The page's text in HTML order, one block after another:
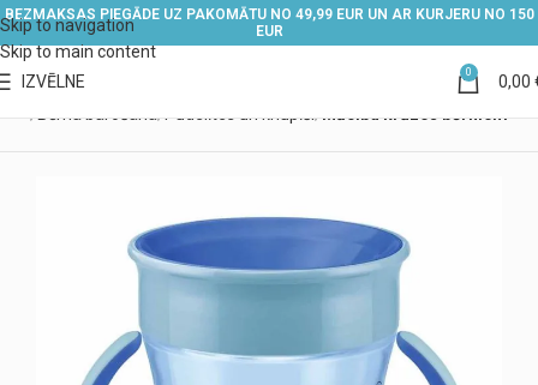
Skip to navigation
Skip to main content
BEZMAKSAS PIEGĀDE UZ PAKOMĀTU NO 49,99 EUR UN AR KURJERU NO 150
EUR
IZVĒLNE 0 0,00